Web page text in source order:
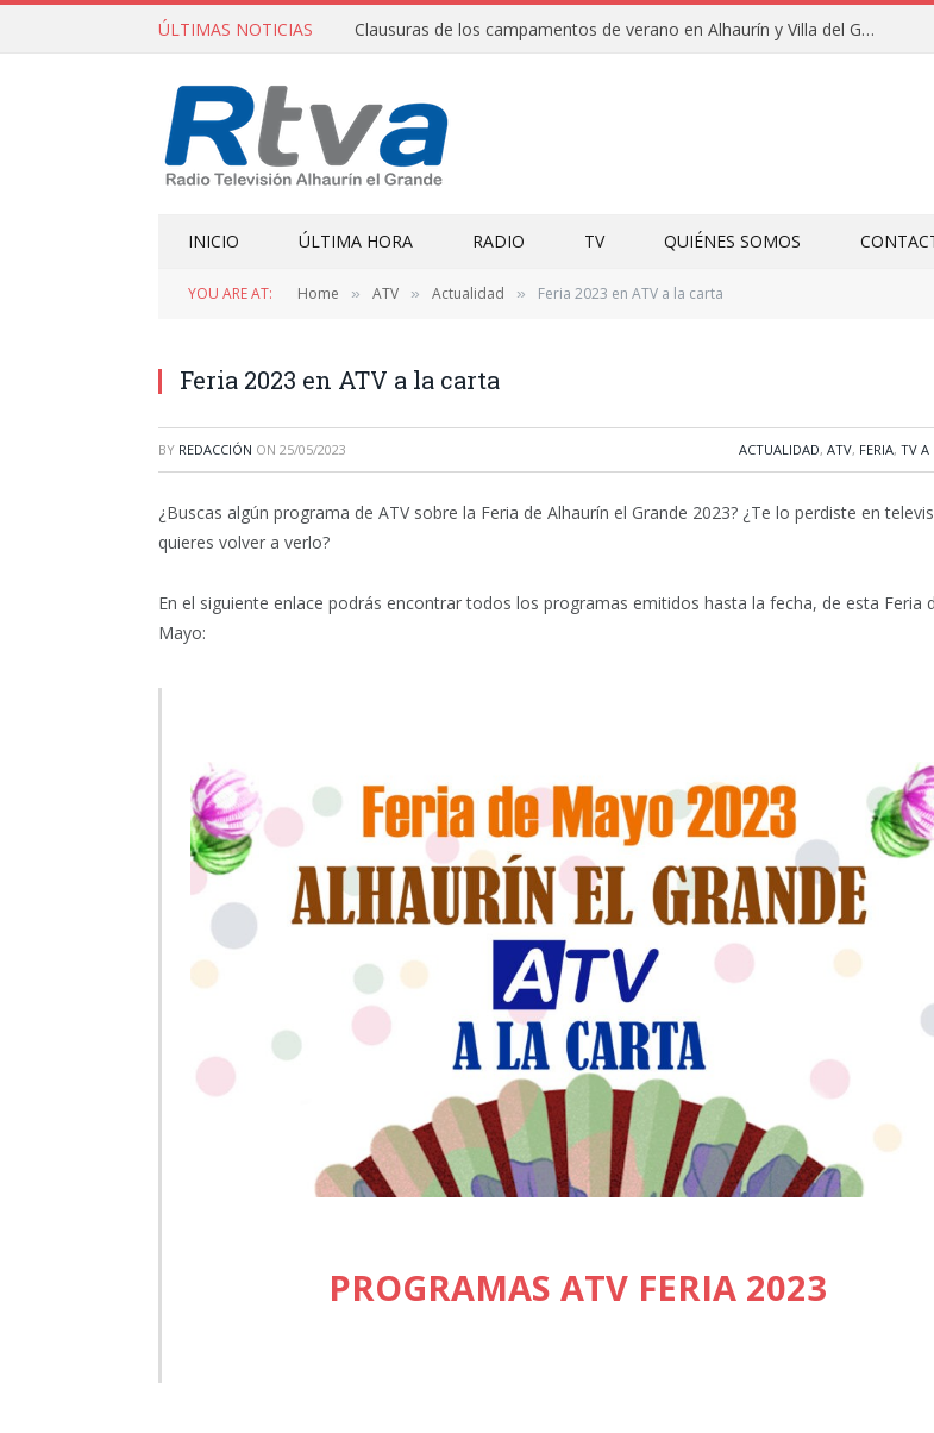
ÚLTIMAS NOTICIAS Clausuras de los campamentos de verano en Alhaurín y Villa del Guadalhorce 2026
INICIO ÚLTIMA HORA RADIO TV QUIÉNES SOMOS
YOU ARE AT: Home » ATV » Actualidad » Feria 2023 en ATV a la carta
Feria 2023 en ATV a la carta
BY REDACCIÓN ON 25/05/2023 ACTUALIDAD, ATV, FERIA, TV A
¿Buscas algún programa de ATV sobre la Feria de Alhaurín el Grande 2023? ¿Te lo perdiste en
quieres volver a verlo?
En el siguiente enlace podrás encontrar todos los programas emitidos hasta la fecha, de esta Feria
Mayo:
PROGRAMAS ATV FERIA 2023